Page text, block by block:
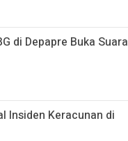
di Depapre Buka Suara
Insiden Keracunan di